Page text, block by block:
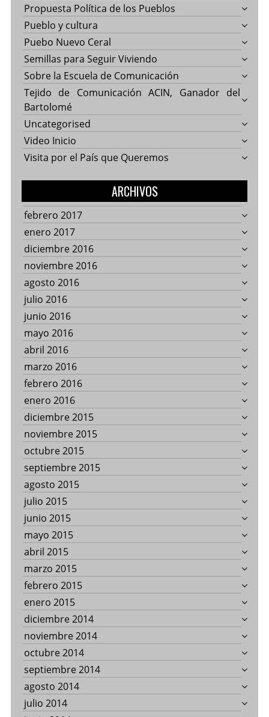
Propuesta Política de los Pueblos
Pueblo y cultura
Puebo Nuevo Ceral
Semillas para Seguir Viviendo
Sobre la Escuela de Comunicación
Tejido de Comunicación ACIN, Ganador del
Bartolomé
Uncategorised
Video Inicio
Visita por el País que Queremos
ARCHIVOS
febrero 2017
enero 2017
diciembre 2016
noviembre 2016
agosto 2016
julio 2016
junio 2016
mayo 2016
abril 2016
marzo 2016
febrero 2016
enero 2016
diciembre 2015
noviembre 2015
octubre 2015
septiembre 2015
agosto 2015
julio 2015
junio 2015
mayo 2015
abril 2015
marzo 2015
febrero 2015
enero 2015
diciembre 2014
noviembre 2014
octubre 2014
septiembre 2014
agosto 2014
julio 2014